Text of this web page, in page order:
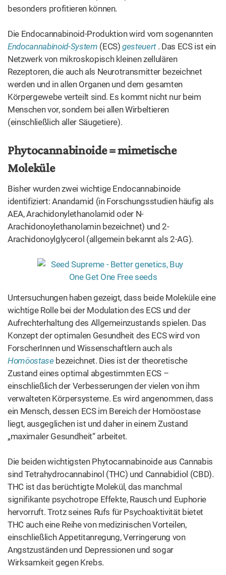
besonders profitieren können.
Die Endocannabinoid-Produktion wird vom sogenannten
Endocannabinoid-System (ECS) gesteuert. Das ECS ist ein
Netzwerk von mikroskopisch kleinen zellulären
Rezeptoren, die auch als Neurotransmitter bezeichnet
werden und in allen Organen und dem gesamten
Körpergewebe verteilt sind. Es kommt nicht nur beim
Menschen vor, sondern bei allen Wirbeltieren
(einschließlich aller Säugetiere).
Phytocannabinoide = mimetische
Moleküle
Bisher wurden zwei wichtige Endocannabinoide
identifiziert: Anandamid (in Forschungsstudien häufig als
AEA, Arachidonylethanolamid oder N-
Arachidonoylethanolamin bezeichnet) und 2-
Arachidonoylglycerol (allgemein bekannt als 2-AG).
Untersuchungen haben gezeigt, dass beide Moleküle eine
wichtige Rolle bei der Modulation des ECS und der
Aufrechterhaltung des Allgemeinzustands spielen. Das
Konzept der optimalen Gesundheit des ECS wird von
ForscherInnen und Wissenschaftlern auch als
Homöostase bezeichnet. Dies ist der theoretische
Zustand eines optimal abgestimmten ECS –
einschließlich der Verbesserungen der vielen von ihm
verwalteten Körpersysteme. Es wird angenommen, dass
ein Mensch, dessen ECS im Bereich der Homöostase
liegt, ausgeglichen ist und daher in einem Zustand
„maximaler Gesundheit“ arbeitet.
Die beiden wichtigsten Phytocannabinoide aus Cannabis
sind Tetrahydrocannabinol (THC) und Cannabidiol (CBD).
THC ist das berüchtigte Molekül, das manchmal
signifikante psychotrope Effekte, Rausch und Euphorie
hervorruft. Trotz seines Rufs für Psychoaktivität bietet
THC auch eine Reihe von medizinischen Vorteilen,
einschließlich Appetitanregung, Verringerung von
Angstzuständen und Depressionen und sogar
Wirksamkeit gegen Krebs.